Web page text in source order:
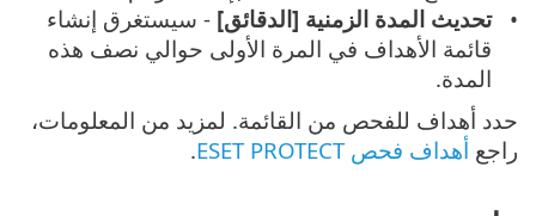
تحديث المدة الزمنية [الدقائق] - سيستغرق إنشاء
قائمة الأهداف في المرة الأولى حوالي نصف هذه
المدة.
حدد أهداف للفحص من القائمة. لمزيد من المعلومات،
راجع أهداف فحص ESET PROTECT .